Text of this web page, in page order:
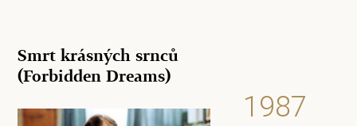
Smrt krásných srnců
(Forbidden Dreams)
1987